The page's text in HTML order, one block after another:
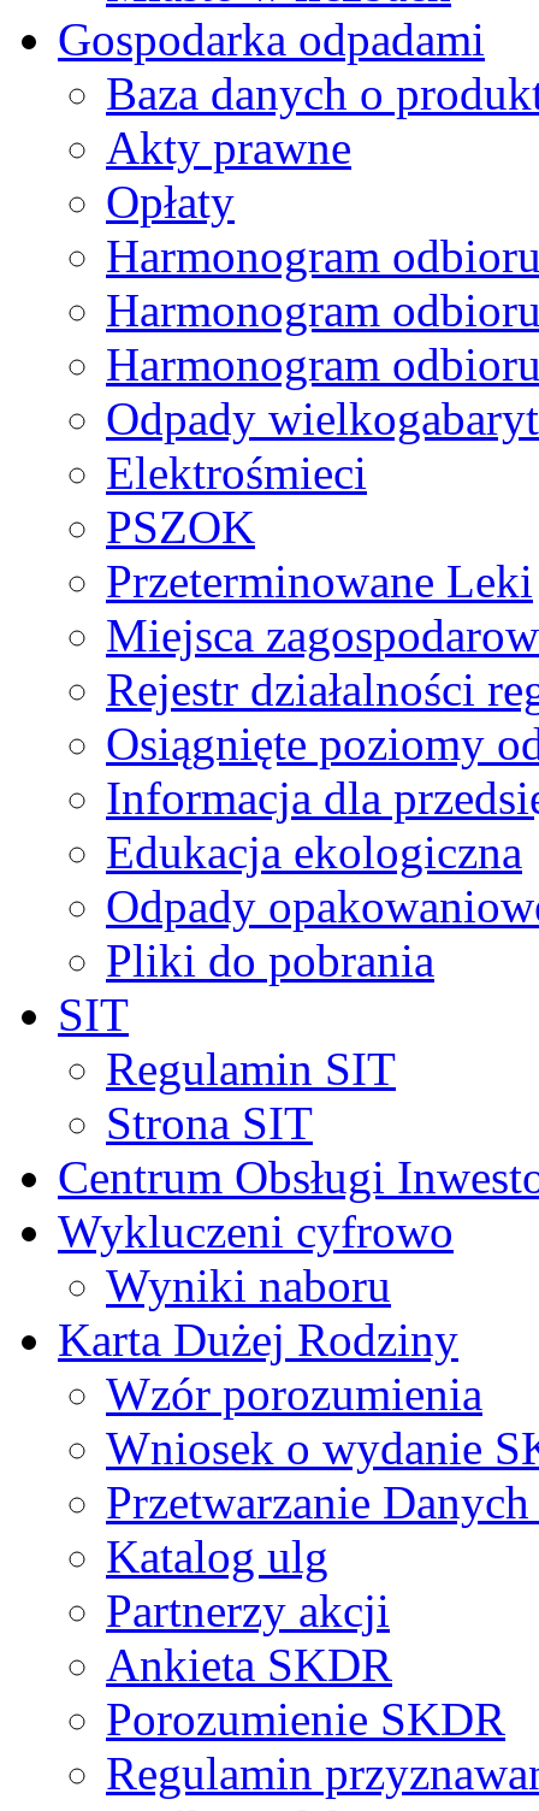
Gospodarka odpadami
Baza danych o
Akty prawne
Opłaty
Harmonogram
Harmonogram
Harmonogram
Odpady
Elektrośmieci
PSZOK
Przeterminowane Leki
Miejsca
Rejestr działalności
Osiągnięte poziomy
Informacja dla
Edukacja ekologiczna
Odpady
Pliki do pobrania
SIT
Regulamin SIT
Strona SIT
Centrum Obsługi
Wykluczeni cyfrowo
Wyniki naboru
Karta Dużej Rodziny
Wzór porozumienia
Wniosek o wydanie
Przetwarzanie
Katalog ulg
Partnerzy akcji
Ankieta SKDR
Porozumienie SKDR
Regulamin